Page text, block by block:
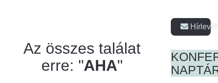
Az összes találat
erre: "AHA"